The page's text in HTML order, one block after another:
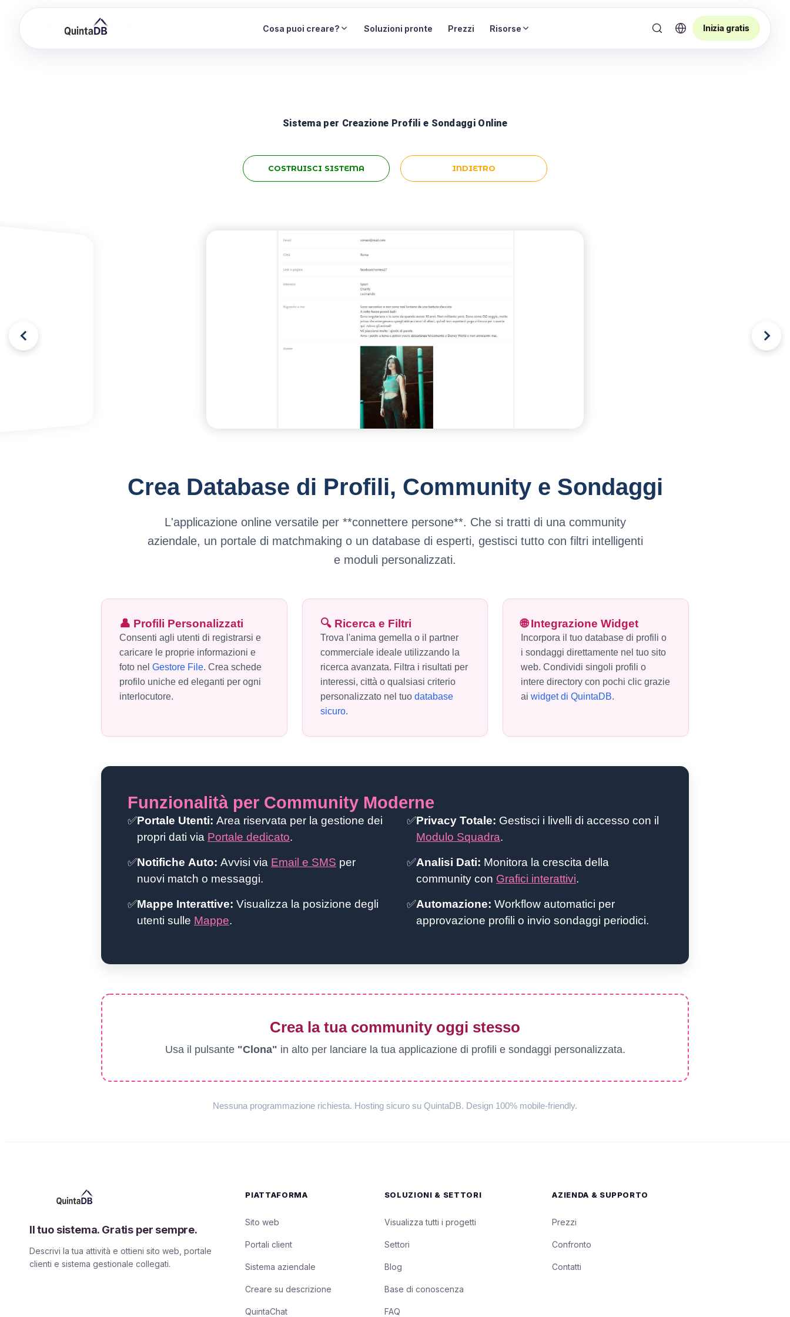
Cosa puoi creare? Soluzioni pronte Prezzi Risorse Inizia gratis
Sistema per Creazione Profili e Sondaggi Online
COSTRUISCI SISTEMA INDIETRO
Crea Database di Profili, Community e Sondaggi
L'applicazione online versatile per **connettere persone**. Che si tratti di una community
aziendale, un portale di matchmaking o un database di esperti, gestisci tutto con filtri intelligenti
e moduli personalizzati.
👤 Profili Personalizzati
Consenti agli utenti di registrarsi e
caricare le proprie informazioni e
foto nel Gestore File. Crea schede
profilo uniche ed eleganti per ogni
interlocutore.
🔍 Ricerca e Filtri
Trova l'anima gemella o il partner
commerciale ideale utilizzando la
ricerca avanzata. Filtra i risultati per
interessi, città o qualsiasi criterio
personalizzato nel tuo database
sicuro.
🌐 Integrazione Widget
Incorpora il tuo database di profili o
i sondaggi direttamente nel tuo sito
web. Condividi singoli profili o
intere directory con pochi clic grazie
aiwidget di QuintaDB.
Funzionalità per Community Moderne
✅Portale Utenti: Area riservata per la gestione dei
propri dati via Portale dedicato.
✅Notifiche Auto: Avvisi via Email e SMS per
nuovi match o messaggi.
✅Mappe Interattive: Visualizza la posizione degli
utenti sulle Mappe.
✅Privacy Totale: Gestisci i livelli di accesso con il
Modulo Squadra.
✅Analisi Dati: Monitora la crescita della
community con Grafici interattivi.
✅Automazione: Workflow automatici per
approvazione profili o invio sondaggi periodici.
Crea la tua community oggi stesso
Usa il pulsante "Clona" in alto per lanciare la tua applicazione di profili e sondaggi personalizzata.
Nessuna programmazione richiesta. Hosting sicuro su QuintaDB. Design 100% mobile-friendly.
Il tuo sistema. Gratis per sempre.
Descrivi la tua attività e ottieni sito web, portale
clienti e sistema gestionale collegati.
PIATTAFORMA
Sito web
Portali client
Sistema aziendale
Creare su descrizione
QuintaChat
SOLUZIONI & SETTORI
Visualizza tutti i progetti
Settori
Blog
Base di conoscenza
FAQ
AZIENDA & SUPPORTO
Prezzi
Confronto
Contatti